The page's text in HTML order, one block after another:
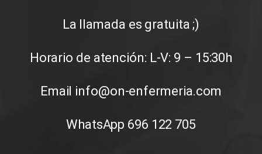
La llamada es gratuita ;)
Horario de atención: L-V: 9 – 15:30h
Email info@on-enfermeria.com
WhatsApp 696 122 705